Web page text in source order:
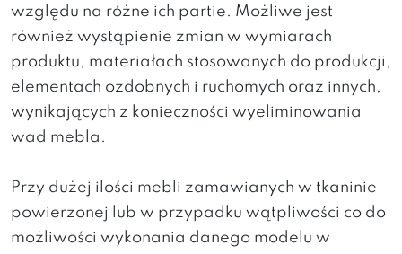
względu na różne ich partie. Możliwe jest
również wystąpienie zmian w wymiarach
produktu, materiałach stosowanych do produkcji,
elementach ozdobnych i ruchomych oraz innych,
wynikających z konieczności wyeliminowania
wad mebla.
Przy dużej ilości mebli zamawianych w tkaninie
powierzonej lub w przypadku wątpliwości co do
możliwości wykonania danego modelu w